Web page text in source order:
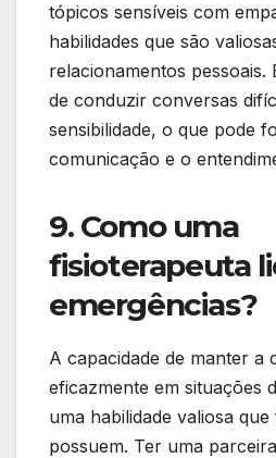
tópicos sensíveis com
habilidades que são
relacionamentos pessoais.
de conduzir conversas
sensibilidade, o que pode
comunicação e o
9. Como uma
fisioterapeuta
emergências?
A capacidade de manter a
eficazmente em situações
uma habilidade valiosa
possuem. Ter uma